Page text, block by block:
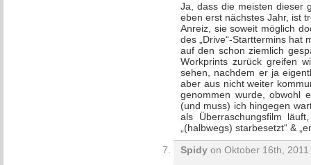
Ja, dass die meisten dieser
eben erst nächstes Jahr, ist
Anreiz, sie soweit möglich
des „Drive“-Starttermins hat
auf den schon ziemlich
Workprints zurück greifen
sehen, nachdem er ja
aber aus nicht weiter
genommen wurde, obwohl
(und muss) ich hingegen
als Überraschungsfilm
„(halbwegs) starbesetzt“ &
Spidy on Oktober 16th,